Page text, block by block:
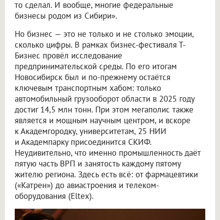
то сделал. И вообще, многие федеральные
бизнесы родом из Сибири».
Но бизнес — это не только и не столько эмоции,
сколько цифры. В рамках бизнес-фестиваля Т-
Бизнес провёл исследование
предпринимательской среды. По его итогам
Новосибирск был и по-прежнему остаётся
ключевым транспортным хабом: только
автомобильный грузооборот области в 2025 году
достиг 14,5 млн тонн. При этом мегаполис также
является и мощным научным центром, и вскоре
к Академгородку, университетам, 25 НИИ
и Академпарку присоединится СКИФ.
Неудивительно, что именно промышленность даёт
пятую часть ВРП и занятость каждому пятому
жителю региона. Здесь есть всё: от фармацевтики
(«Катрен») до авиастроения и телеком-
оборудования (Eltex).